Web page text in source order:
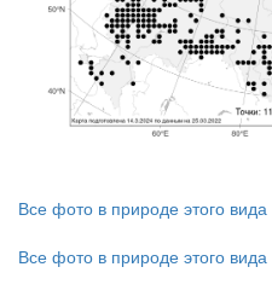
Все фото в природе этого вида
Все фото в природе этого вида